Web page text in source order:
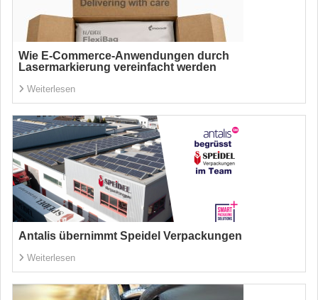
Wie E-Commerce-Anwendungen durch
Lasermarkierung vereinfacht werden
Weiterlesen
Antalis übernimmt Speidel Verpackungen
Weiterlesen